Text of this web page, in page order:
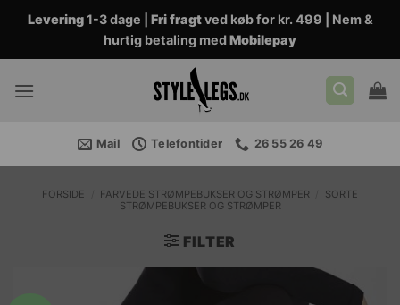
Fortsæt
indhold
Levering1-3 dage | Fri fragtved køb for kr. 499 | Nem &
hurtig betaling medMobilepay
Mail Telefontider 26 55 26 49
FORSIDE FARVEDE STRØMPEBUKSER OG STRØMPER
SORTE
STRØMPEBUKSER OG STRØMPER
FILTER